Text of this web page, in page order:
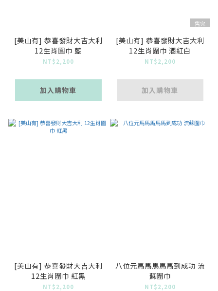
[美山有] 恭喜發財大吉大利
12生肖圍巾 藍
NT$2,200
加入購物車
售完
[美山有] 恭喜發財大吉大利
12生肖圍巾 酒紅白
NT$2,200
加入購物車
[美山有] 恭喜發財大吉大利
12生肖圍巾 紅黑
NT$2,200
八位元馬馬馬馬馬到成功 流
蘇圍巾
NT$2,200